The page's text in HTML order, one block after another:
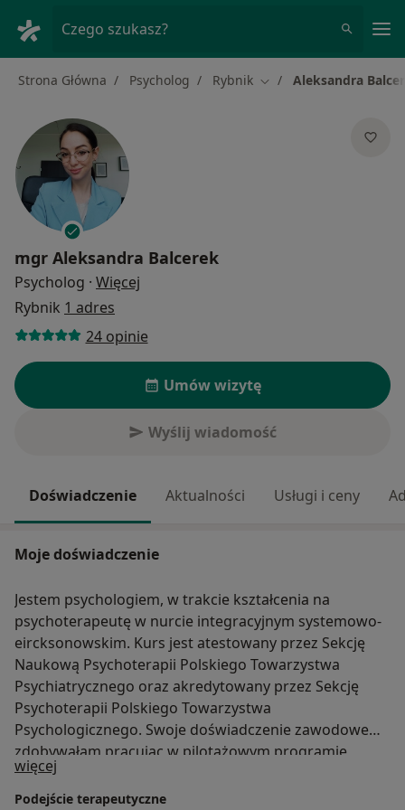
Czego szukasz?
Strona Główna Psycholog Rybnik Zmień miasto
Aleksandra
mgr Aleksandra Balcerek
Psycholog · Więcej
Rybnik 1 adres
24 opinie
Umów wizytę
Wyślij wiadomość
Doświadczenie Aktualności Usługi i ceny
Moje doświadczenie
Jestem psychologiem, w trakcie kształcenia na
psychoterapeutę w nurcie integracyjnym systemowo-
eircksonowskim. Kurs jest atestowany przez Sekcję
Naukową Psychoterapii Polskiego Towarzystwa
Psychiatrycznego oraz akredytowany przez Sekcję
Psychoterapii Polskiego Towarzystwa
Psychologicznego. Swoje doświadczenie zawodowe
zdobywałam pracując w pilotażowym programie
Centrum Zdrowia Psychicznego a także w Centrum
Integracji Społecznej. W mojej pracy kieruje się
więcej
Podejście terapeutyczne